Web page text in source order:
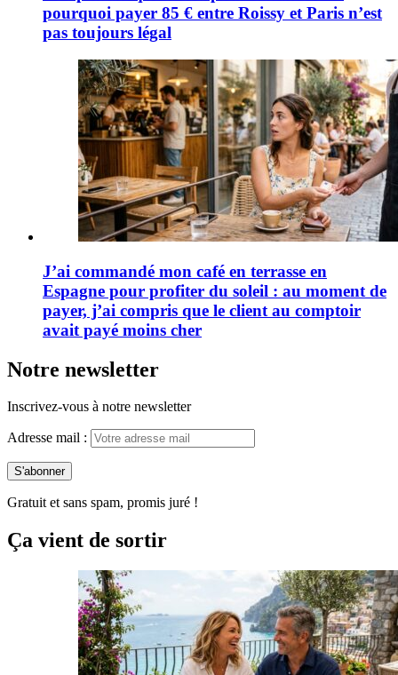
pourquoi payer 85 € entre Roissy et Paris n’est
pas toujours légal
J’ai commandé mon café en terrasse en
Espagne pour profiter du soleil : au moment de
payer, j’ai compris que le client au comptoir
avait payé moins cher
Notre newsletter
Inscrivez-vous à notre newsletter
Adresse mail :
Gratuit et sans spam, promis juré !
Ça vient de sortir